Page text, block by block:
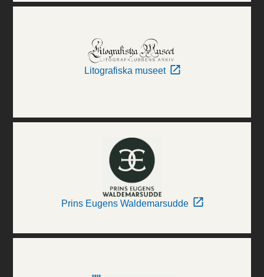
Litografiska museet
Prins Eugens Waldemarsudde